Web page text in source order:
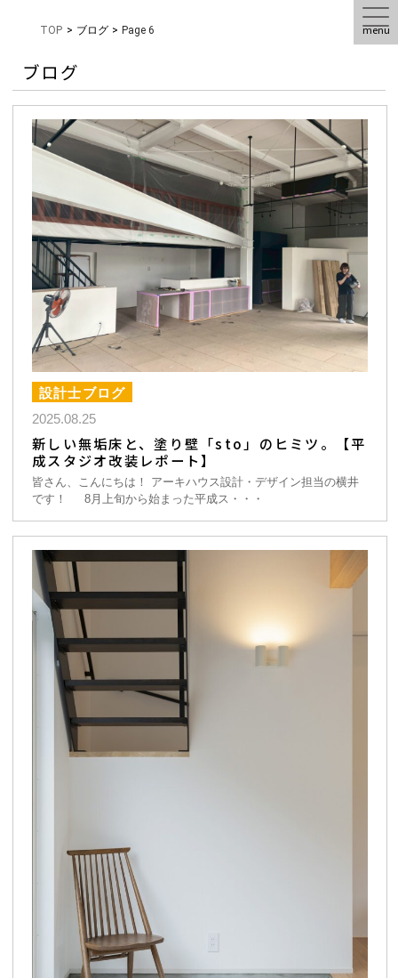
menu
TOP > ブログ > Page 6
ブログ
設計士ブログ
2025.08.25
新しい無垢床と、塗り壁「sto」のヒミツ。【平
成スタジオ改装レポート】
皆さん、こんにちは！ アーキハウス設計・デザイン担当の横井
です！ 8月上旬から始まった平成ス・・・